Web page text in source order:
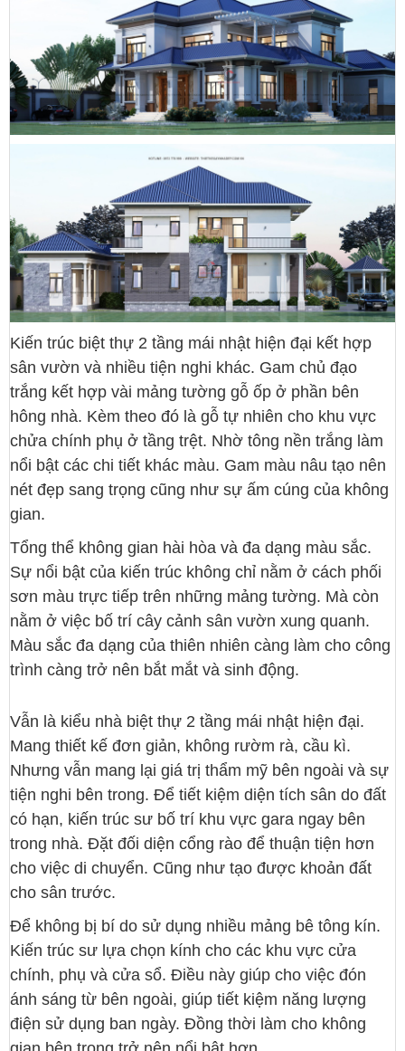
Kiến trúc biệt thự 2 tầng mái nhật hiện đại kết hợp
sân vườn và nhiều tiện nghi khác. Gam chủ đạo
trắng kết hợp vài mảng tường gỗ ốp ở phần bên
hông nhà. Kèm theo đó là gỗ tự nhiên cho khu vực
chửa chính phụ ở tầng trệt. Nhờ tông nền trắng làm
nổi bật các chi tiết khác màu. Gam màu nâu tạo nên
nét đẹp sang trọng cũng như sự ấm cúng của không
gian.
Tổng thể không gian hài hòa và đa dạng màu sắc.
Sự nổi bật của kiến trúc không chỉ nằm ở cách phối
sơn màu trực tiếp trên những mảng tường. Mà còn
nằm ở việc bố trí cây cảnh sân vườn xung quanh.
Màu sắc đa dạng của thiên nhiên càng làm cho công
trình càng trở nên bắt mắt và sinh động.
Vẫn là kiểu nhà biệt thự 2 tầng mái nhật hiện đại.
Mang thiết kế đơn giản, không rườm rà, cầu kì.
Nhưng vẫn mang lại giá trị thẩm mỹ bên ngoài và sự
tiện nghi bên trong. Để tiết kiệm diện tích sân do đất
có hạn, kiến trúc sư bố trí khu vực gara ngay bên
trong nhà. Đặt đối diện cổng rào để thuận tiện hơn
cho việc di chuyển. Cũng như tạo được khoản đất
cho sân trước.
Để không bị bí do sử dụng nhiều mảng bê tông kín.
Kiến trúc sư lựa chọn kính cho các khu vực cửa
chính, phụ và cửa sổ. Điều này giúp cho việc đón
ánh sáng từ bên ngoài, giúp tiết kiệm năng lượng
điện sử dụng ban ngày. Đồng thời làm cho không